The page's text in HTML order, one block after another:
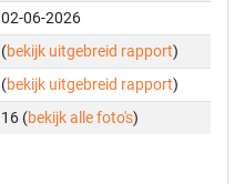
02-06-2026
(bekijk uitgebreid rapport)
(bekijk uitgebreid rapport)
16 (bekijk alle foto's)